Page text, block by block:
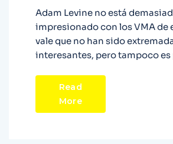
Adam Levine no está
impresionado con los VMA de
vale que no han sido
interesantes, pero tampoco es
Read
More